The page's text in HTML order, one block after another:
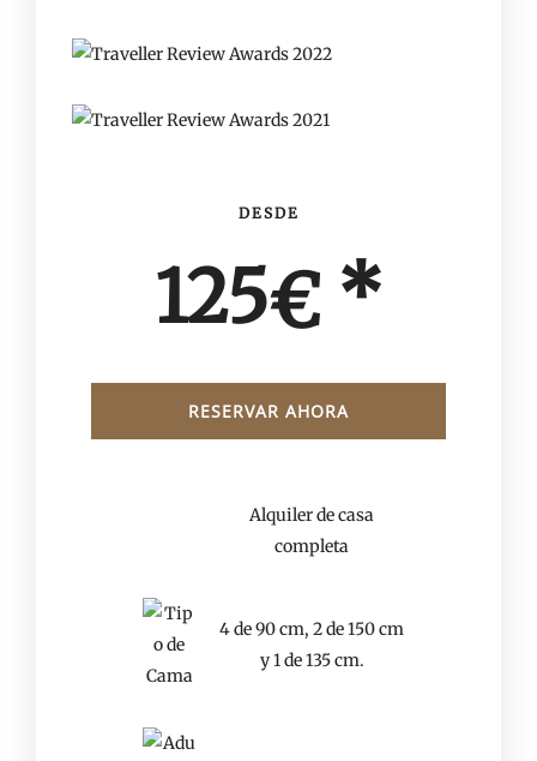
DESDE
125€ *
RESERVAR AHORA
Alquiler de casa
completa
4 de 90 cm, 2 de 150 cm
y 1 de 135 cm.